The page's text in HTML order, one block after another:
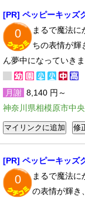
[PR] ペッピーキッズ
0
まるで魔法に
ちの表情が輝
ん夢中になっていきま
月謝 8,140 円～
神奈川県相模原市中
[PR] ペッピーキッズ
0
まるで魔法
の表情が輝き